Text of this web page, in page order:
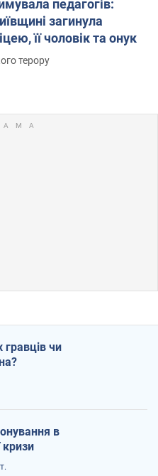
педагогів:
загинула
її чоловік та онук
терору
гравців чи
в
кризи